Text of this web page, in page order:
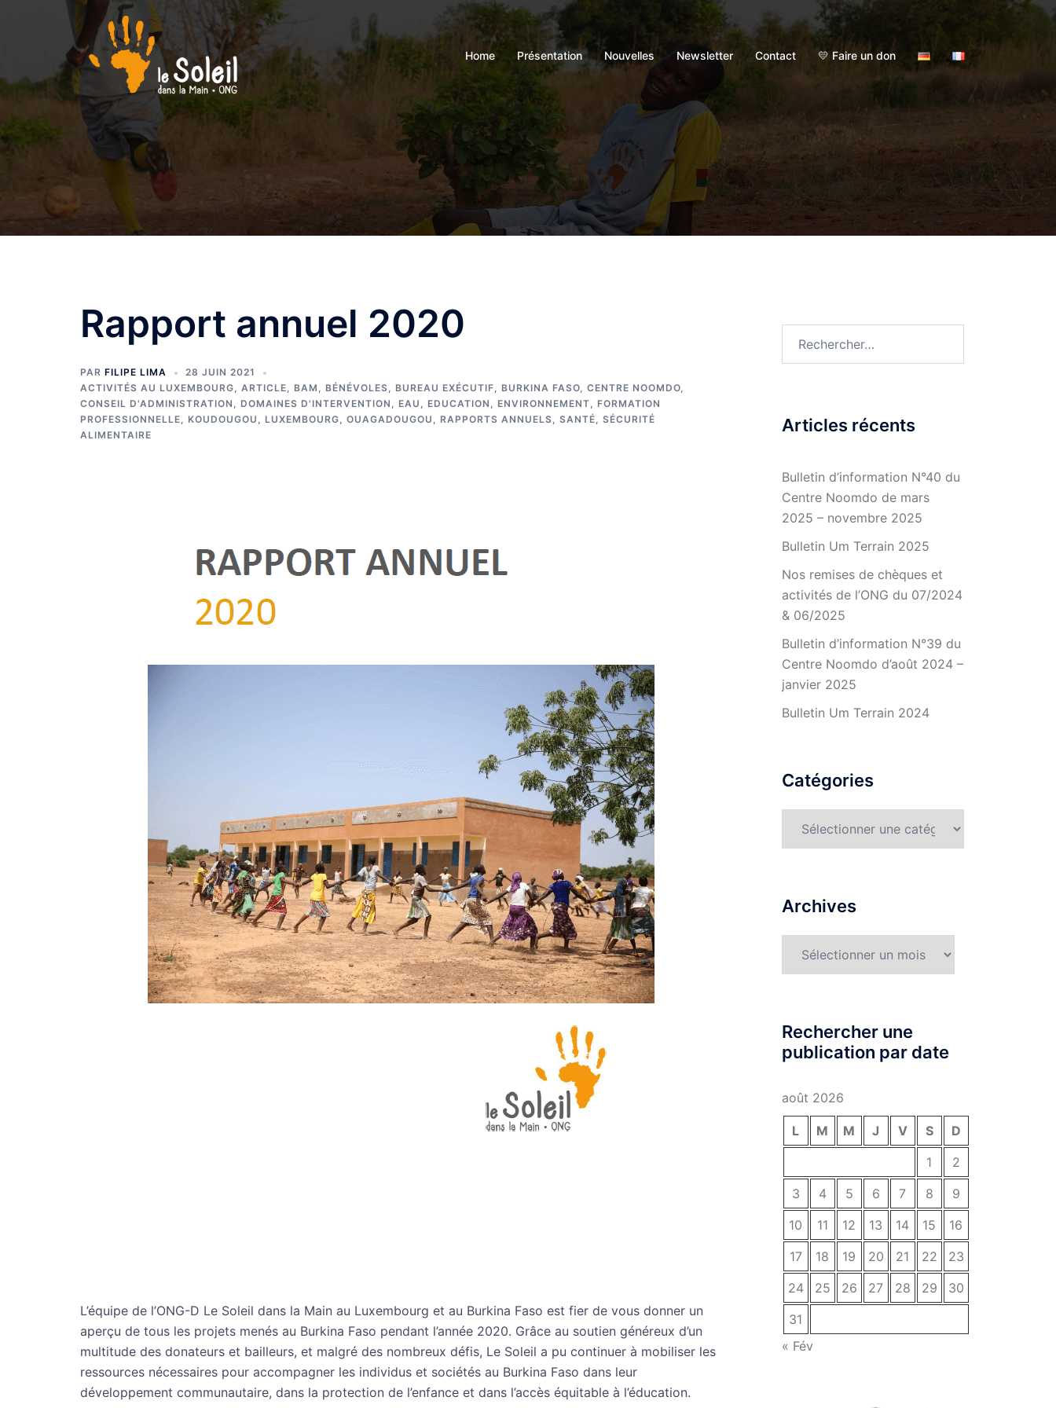
Home Présentation Nouvelles Newsletter Contact 💛 Faire un don
Rapport annuel 2020
PAR FILIPE LIMA
28 JUIN 2021
ACTIVITÉS AU LUXEMBOURG, ARTICLE, BAM , BÉNÉVOLES, BUREAU EXÉCUTIF, BURKINA FASO, CENTRE NOOMDO,
CONSEIL D'ADMINISTRATION , DOMAINES D'INTERVENTION , EAU , EDUCATION , ENVIRONNEMENT, FORMATION
PROFESSIONNELLE, KOUDOUGOU , LUXEMBOURG, OUAGADOUGOU , RAPPORTS ANNUELS, SANTÉ, SÉCURITÉ
ALIMENTAIRE
L’équipe de l’ONG-D Le Soleil dans la Main au Luxembourg et au Burkina Faso est fier de vous donner un
aperçu de tous les projets menés au Burkina Faso pendant l’année 2020. Grâce au soutien généreux d’un
multitude des donateurs et bailleurs, et malgré des nombreux défis, Le Soleil a pu continuer à mobiliser les
ressources nécessaires pour accompagner les individus et sociétés au Burkina Faso dans leur
développement communautaire, dans la protection de l’enfance et dans l’accès équitable à l’éducation.
Articles récents
Bulletin d’information N°40 du
Centre Noomdo de mars
2025 – novembre 2025
Bulletin Um Terrain 2025
Nos remises de chèques et
activités de l’ONG du 07/2024
& 06/2025
Bulletin d’information N°39 du
Centre Noomdo d’août 2024 –
janvier 2025
Bulletin Um Terrain 2024
Catégories
Archives
Rechercher une
publication par date
août 2026
L M M J V S
D
1
2
3
4 5 6 7 8
9
10
11 12 13 14 15
16
17
18 19 20 21 22
23
24
25 26 27 28 29
30
31
« Fév